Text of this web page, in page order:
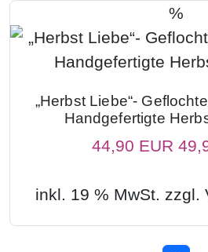
%
„Herbst Liebe“-
Handgefertigte
44,90 EUR
inkl. 19 % MwSt. zzgl.